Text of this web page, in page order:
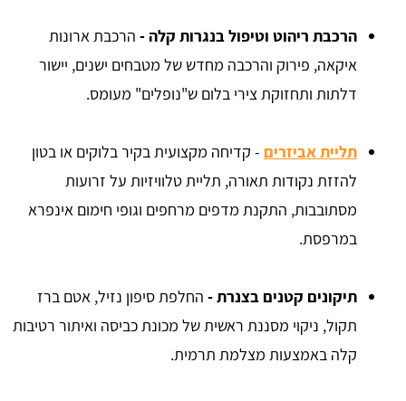
הרכבת ריהוט וטיפול בנגרות קלה - הרכבת ארונות
איקאה, פירוק והרכבה מחדש של מטבחים ישנים, יישור
דלתות ותחזוקת צירי בלום ש"נופלים" מעומס.
תליית אביזרים - קדיחה מקצועית בקיר בלוקים או בטון
להזזת נקודות תאורה, תליית טלוויזיות על זרועות
מסתובבות, התקנת מדפים מרחפים וגופי חימום אינפרא
במרפסת.
תיקונים קטנים בצנרת - החלפת סיפון נזיל, אטם ברז
תקול, ניקוי מסננת ראשית של מכונת כביסה ואיתור רטיבות
קלה באמצעות מצלמת תרמית.